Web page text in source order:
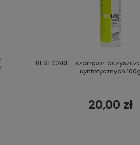
BEST CARE - szampon
syntetycznych 100g
20,00 zł